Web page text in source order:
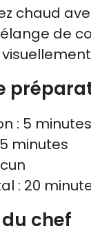
chaud
de
: 5 minutes
minutes
: 20
chef